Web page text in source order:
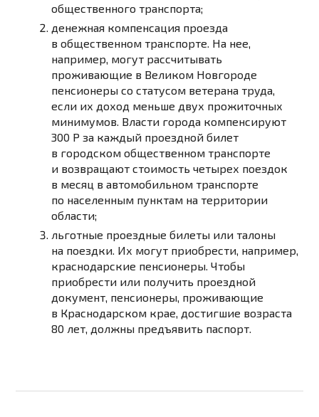
общественного транспорта;
денежная компенсация проезда
в общественном транспорте. На нее,
например, могут рассчитывать
проживающие в Великом Новгороде
пенсионеры со статусом ветерана труда,
если их доход меньше двух прожиточных
минимумов. Власти города компенсируют
300 Р за каждый проездной билет
в городском общественном транспорте
и возвращают стоимость четырех поездок
в месяц в автомобильном транспорте
по населенным пунктам на территории
области;
льготные проездные билеты или талоны
на поездки. Их могут приобрести, например,
краснодарские пенсионеры. Чтобы
приобрести или получить проездной
документ, пенсионеры, проживающие
в Краснодарском крае, достигшие возраста
80 лет, должны предъявить паспорт.